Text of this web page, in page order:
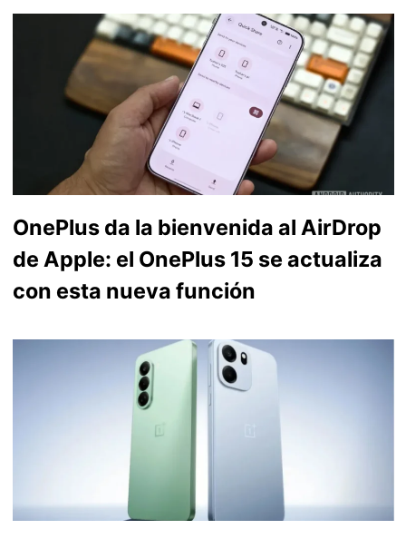
OnePlus da la bienvenida al AirDrop
de Apple: el OnePlus 15 se actualiza
con esta nueva función